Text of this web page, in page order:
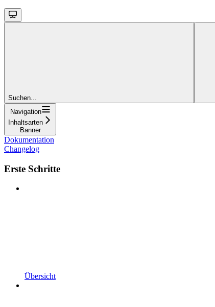
Suchen...
Navigation
Inhaltsarten
Banner
Dokumentation
Changelog
Erste Schritte
Übersicht